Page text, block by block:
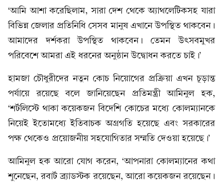
‘আমি আশা করেছিলাম, সারা দেশ থেকে অ্যাথলেটিকসহ যারা
বিভিন্ন জেলার প্রতিনিধি সেসব মানুষ এখানে উপস্থিত থাকবেন।
আমাদের দর্শকরা উপস্থিত থাকবেন। তেমন উৎসবমুখর
পরিবেশে আমরা এই ধরনের অনুষ্ঠান উদ্বোধন করতে চাই।’
হামজা চৌধুরীদের নতুন কোচ নিয়োগের প্রক্রিয়া এখন চূড়ান্ত
পর্যায়ে রয়েছে বলে জানিয়েছেন প্রতিমন্ত্রী আমিনুল হক,
‘শর্টলিস্টে থাকা কয়েকজন বিদেশি কোচের মধ্যে কোলম্যানকে
নিয়েই ইতোমধ্যে ইতিবাচক অগ্রগতি হয়েছে এবং সরকারের
পক্ষ থেকেও প্রয়োজনীয় সহযোগিতার সম্মতি দেওয়া হয়েছে।’
আমিনুল হক আরো যোগ করেন, ‘আপনারা কোলম্যানের কথা
শুনেছেন, রবার্ট ব্র্যাডস্টক রয়েছেন, আরো কয়েকজন রয়েছেন।